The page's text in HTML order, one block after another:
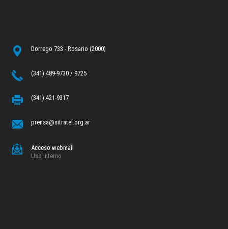
Dorrego 733 - Rosario (2000)
(341) 489-9730 / 9725
(341) 421-9317
prensa@sitratel.org.ar
Acceso webmail
Uso interno